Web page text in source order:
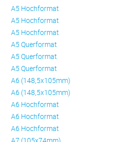
A5 Hochformat
A5 Hochformat
A5 Hochformat
A5 Querformat
A5 Querformat
A5 Querformat
A6 (148,5x105mm)
A6 (148,5x105mm)
A6 Hochformat
A6 Hochformat
A6 Hochformat
A7 (105x74mm)